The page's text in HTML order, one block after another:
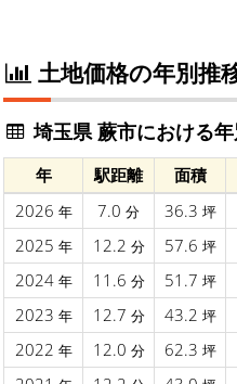
土地価格の年別推
埼玉県 蕨市における
年 駅距離 面積
2026 年 7.0 分 36.3 坪
2025 年 12.2 分 57.6 坪
2024 年 11.6 分 51.7 坪
2023 年 12.7 分 43.2 坪
2022 年 12.0 分 62.3 坪